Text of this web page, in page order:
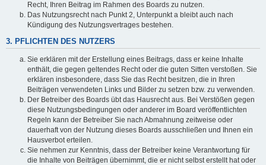
Recht, Ihren Beitrag im Rahmen des Boards zu nutzen.
Das Nutzungsrecht nach Punkt 2, Unterpunkt a bleibt auch nach
Kündigung des Nutzungsvertrages bestehen.
3. PFLICHTEN DES NUTZERS
Sie erklären mit der Erstellung eines Beitrags, dass er keine Inhalte
enthält, die gegen geltendes Recht oder die guten Sitten verstoßen. Sie
erklären insbesondere, dass Sie das Recht besitzen, die in Ihren
Beiträgen verwendeten Links und Bilder zu setzen bzw. zu verwenden.
Der Betreiber des Boards übt das Hausrecht aus. Bei Verstößen gegen
diese Nutzungsbedingungen oder anderer im Board veröffentlichten
Regeln kann der Betreiber Sie nach Abmahnung zeitweise oder
dauerhaft von der Nutzung dieses Boards ausschließen und Ihnen ein
Hausverbot erteilen.
Sie nehmen zur Kenntnis, dass der Betreiber keine Verantwortung für
die Inhalte von Beiträgen übernimmt, die er nicht selbst erstellt hat oder